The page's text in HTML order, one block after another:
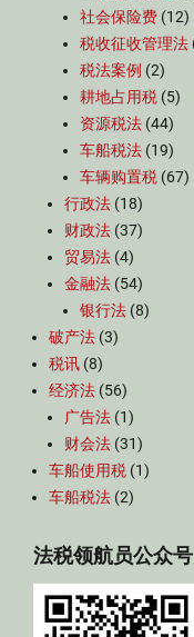
社会保险费 (12)
税收征收管理法
税法案例 (2)
耕地占用税 (5)
资源税法 (44)
车船税法 (19)
车辆购置税 (67)
行政法 (18)
财政法 (37)
贸易法 (4)
金融法 (54)
银行法 (8)
破产法 (3)
税讯 (8)
经济法 (56)
广告法 (1)
财会法 (31)
车船使用税 (1)
车船税法 (2)
法税领航员公众号